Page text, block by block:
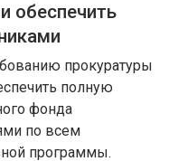
обеспечить
прокуратуры
полную
фонда
по всем
программы.